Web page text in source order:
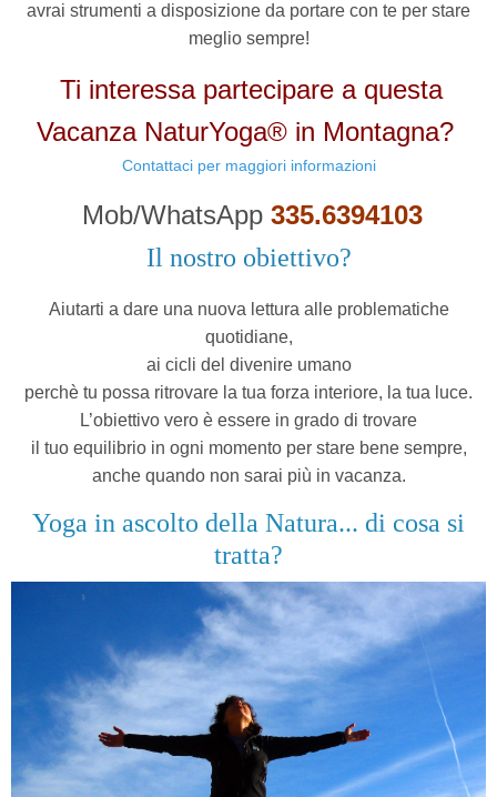
avrai strumenti a disposizione da portare con te per stare
meglio sempre!
Ti interessa partecipare a questa
Vacanza NaturYoga® in Montagna?
Contattaci per maggiori informazioni
Mob/WhatsApp 335.6394103
Il nostro obiettivo?
Aiutarti a dare una nuova lettura alle problematiche
quotidiane,
ai cicli del divenire umano
perchè tu possa ritrovare la tua forza interiore, la tua luce.
L’obiettivo vero è essere in grado di trovare
il tuo equilibrio in ogni momento per stare bene sempre,
anche quando non sarai più in vacanza.
Yoga in ascolto della Natura... di cosa si
tratta?